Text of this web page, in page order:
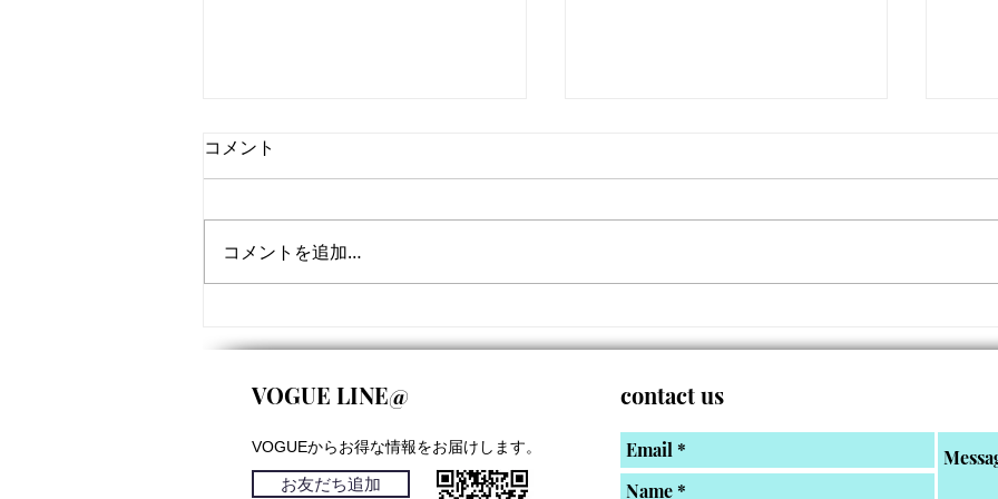
ール
ール
ー
コメント
コメントを追加…
VOGUE LINE@
VOGUEからお得な情報をお届けします。
お友だち追加
contact us